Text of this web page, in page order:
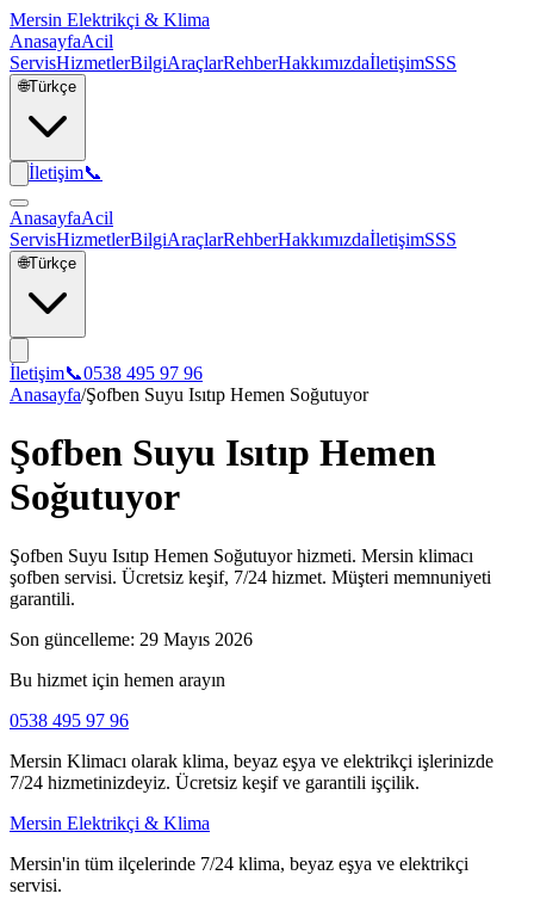
Mersin Elektrikçi & Klima
AnasayfaAcil
ServisHizmetlerBilgiAraçlarRehberHakkımızdaİletişimSSS
🌐Türkçe
İletişim📞
AnasayfaAcil
ServisHizmetlerBilgiAraçlarRehberHakkımızdaİletişimSSS
🌐Türkçe
İletişim📞0538 495 97 96
Anasayfa/Şofben Suyu Isıtıp Hemen Soğutuyor
Şofben Suyu Isıtıp Hemen
Soğutuyor
Şofben Suyu Isıtıp Hemen Soğutuyor hizmeti. Mersin klimacı
şofben servisi. Ücretsiz keşif, 7/24 hizmet. Müşteri memnuniyeti
garantili.
Son güncelleme: 29 Mayıs 2026
Bu hizmet için hemen arayın
0538 495 97 96
Mersin Klimacı olarak klima, beyaz eşya ve elektrikçi işlerinizde
7/24 hizmetinizdeyiz. Ücretsiz keşif ve garantili işçilik.
Mersin Elektrikçi & Klima
Mersin'in tüm ilçelerinde 7/24 klima, beyaz eşya ve elektrikçi
servisi.